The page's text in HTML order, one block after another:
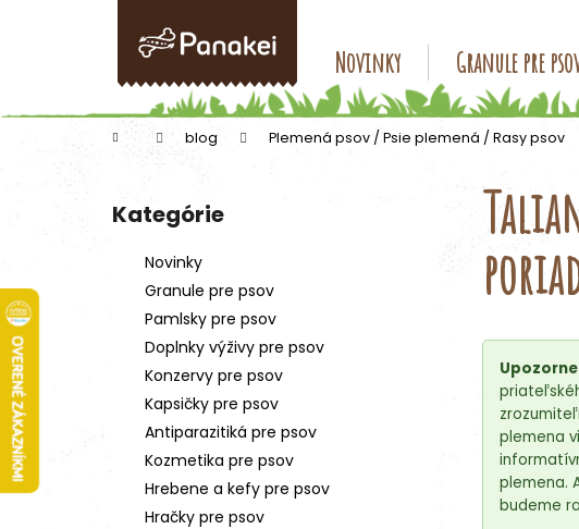
Novinky Granule pre
Domov blog Plemená psov / Psie plemená / Rasy psov
Preskočiť
kategórie
Kategórie
Novinky
Granule pre psov
Pamlsky pre psov
Doplnky výživy pre psov
Konzervy pre psov
Kapsičky pre psov
Antiparazitiká pre psov
Kozmetika pre psov
Hrebene a kefy pre psov
Hračky pre psov
plemena
plemena.
budeme
k
obchodu
obchodu
Čo